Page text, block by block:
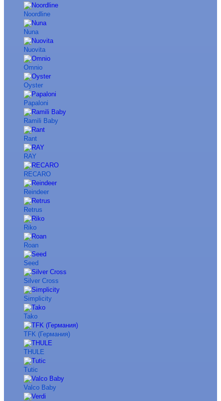
Noordline
Nuna
Nuovita
Omnio
Oyster
Papaloni
Ramili Baby
Rant
RAY
RECARO
Reindeer
Retrus
Riko
Roan
Seed
Silver Cross
Simplicity
Tako
TFK (Германия)
THULE
Tutic
Valco Baby